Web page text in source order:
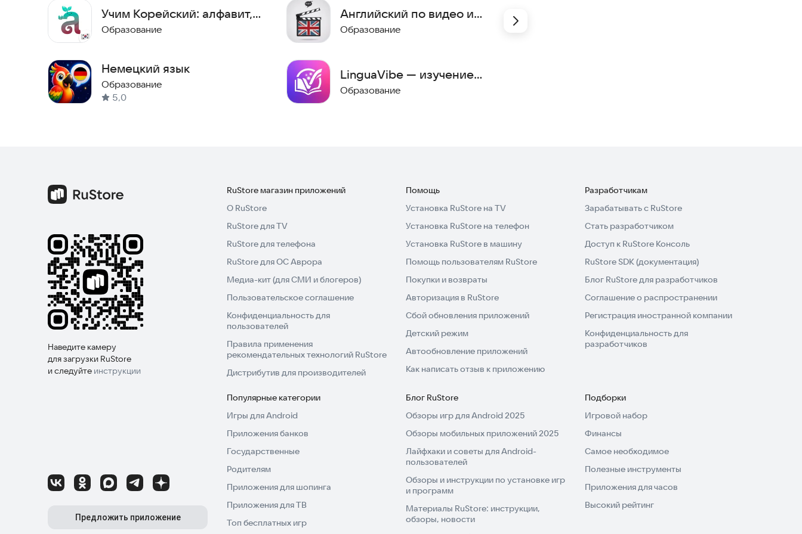
Меньше слов, больше смысла, быстрый результат.
Учим Корейский: алфавит,
слова, грамматика, фразы
Образование
Немецкий язык
Образование
5,0
Английский по видео и
книгам
Образование
LinguaVibe — изучение
языков через чтение
Образование
Наведите камеру
для загрузки RuStore
и следуйте инструкции
Предложить приложение
RuStore магазин приложений
О RuStore
RuStore для TV
RuStore для телефона
RuStore для ОС Аврора
Медиа-кит (для СМИ и блогеров)
Пользовательское соглашение
Конфиденциальность для
пользователей
Правила применения
рекомендательных технологий RuStore
Дистрибутив для производителей
Помощь
Установка RuStore на TV
Установка RuStore на телефон
Установка RuStore в машину
Помощь пользователям RuStore
Покупки и возвраты
Авторизация в RuStore
Сбой обновления приложений
Детский режим
Автообновление приложений
Как написать отзыв к приложению
Разработчикам
Зарабатывать с RuStore
Стать разработчиком
Доступ к RuStore Консоль
RuStore SDK (документация)
Блог RuStore для разработчиков
Соглашение о распространении
Регистрация иностранной компании
Конфиденциальность для
разработчиков
Популярные категории
Игры для Android
Приложения банков
Государственные
Родителям
Приложения для шопинга
Приложения для ТВ
Топ бесплатных игр
Блог RuStore
Обзоры игр для Android 2025
Обзоры мобильных приложений 2025
Лайфхаки и советы для Android-
пользователей
Обзоры и инструкции по установке игр
и программ
Материалы RuStore: инструкции,
обзоры, новости
Подборки
Игровой набор
Финансы
Самое необходимое
Полезные инструменты
Приложения для часов
Высокий рейтинг